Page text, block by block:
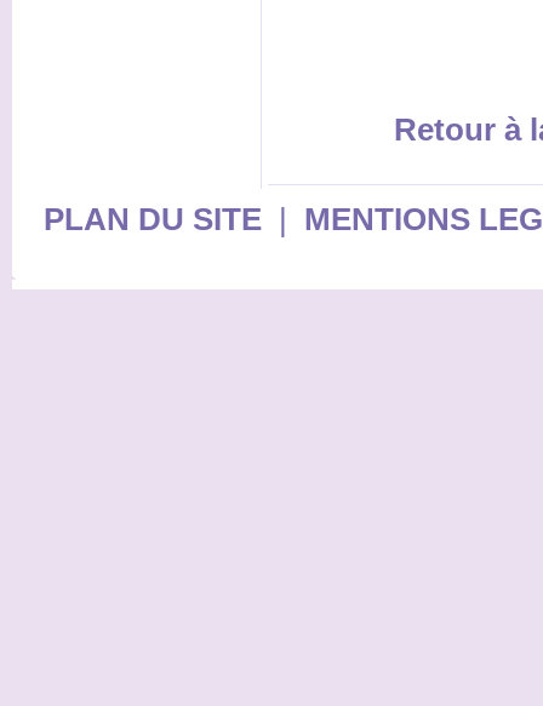
Retour à
PLAN DU SITE| MENTIONS